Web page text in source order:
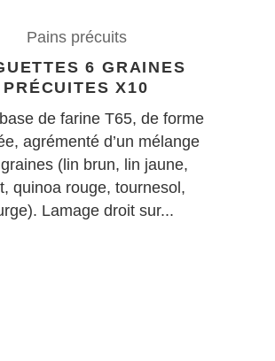
Pains précuits
6 GRAINES
PRÉCUITES X10
de farine T65, de forme
agrémenté d’un mélange
(lin brun, lin jaune,
quinoa rouge, tournesol,
Lamage droit sur...